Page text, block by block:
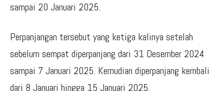
sampai 20 Januari 2025.
Perpanjangan tersebut yang ketiga kalinya setelah
sebelum sempat diperpanjang dari 31 Desember 2024
sampai 7 Januari 2025. Kemudian diperpanjang kembali
dari 8 Januari hingga 15 Januari 2025.